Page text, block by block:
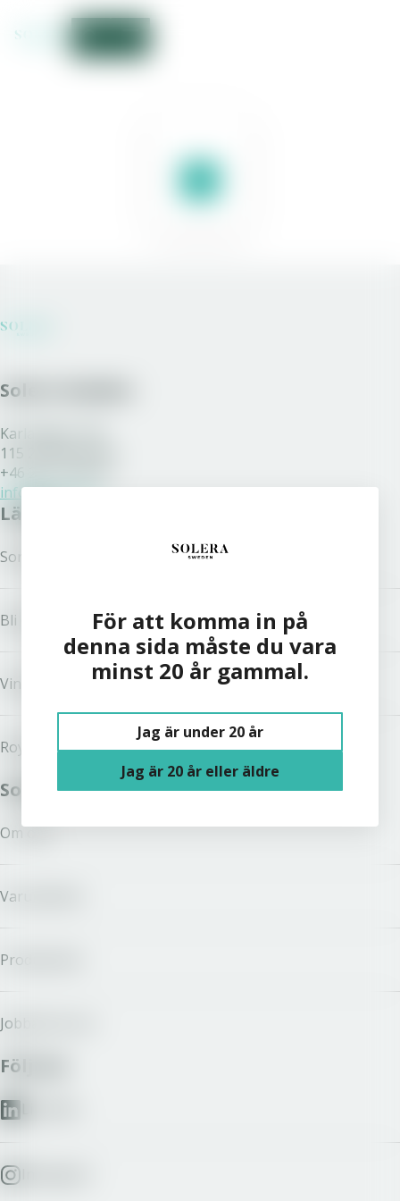
För att komma in på
denna sida måste du vara
minst 20 år gammal.
Jag är under 20 år
Jag är 20 år eller äldre
Solera Sweden
Karlavägen 108
115 26 Stockholm
+46 200 77 80 70
info@solera.se
Länkar
Sortiment
Bli kund
Vinston
Royal Unibrew
Solera
Om oss
Varumärken
Producenter
Jobba hos oss
Följ oss